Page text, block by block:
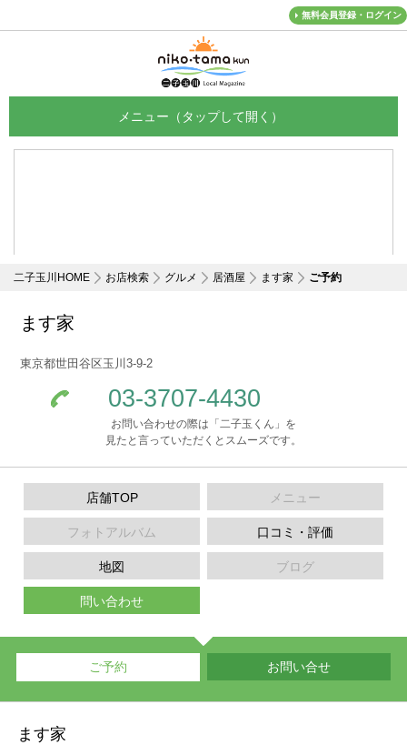
無料会員登録・ログイン
二子玉川HOME お店検索 グルメ 居酒屋 ます家 ご予約
ます家
東京都世田谷区玉川3-9-2
03-3707-4430
お問い合わせの際は「二子玉くん」を
見たと言っていただくとスムーズです。
店舗TOP メニュー
フォトアルバム 口コミ・評価
地図 ブログ
問い合わせ
ご予約 お問い合せ
ます家
メニュー